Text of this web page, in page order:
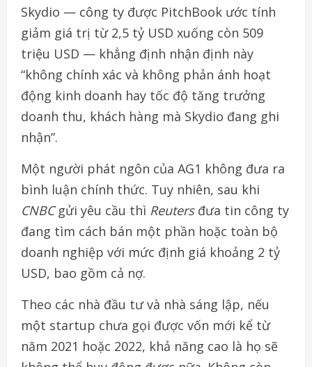
Skydio — công ty được PitchBook ước tính
giảm giá trị từ 2,5 tỷ USD xuống còn 509
triệu USD — khẳng định nhận định này
“không chính xác và không phản ánh hoạt
động kinh doanh hay tốc độ tăng trưởng
doanh thu, khách hàng mà Skydio đang ghi
nhận”.
Một người phát ngôn của AG1 không đưa ra
bình luận chính thức. Tuy nhiên, sau khi
CNBCgửi yêu cầu thì Reutersđưa tin công ty
đang tìm cách bán một phần hoặc toàn bộ
doanh nghiệp với mức định giá khoảng 2 tỷ
USD, bao gồm cả nợ.
Theo các nhà đầu tư và nhà sáng lập, nếu
một startup chưa gọi được vốn mới kể từ
năm 2021 hoặc 2022, khả năng cao là họ sẽ